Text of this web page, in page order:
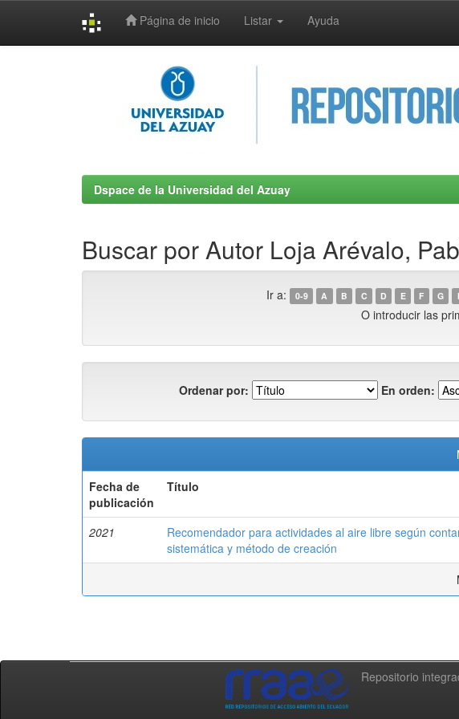
Página de inicio Listar Ayuda
Dspace de la Universidad del Azuay
Buscar por Autor Loja Arévalo,
Ir a: 0-9 A B C D E F G
O introducir las
Ordenar por: En orden:
Fecha de
publicación
Título
2021
Recomendador para actividades al aire libre según
sistemática y método de creación
Repositorio